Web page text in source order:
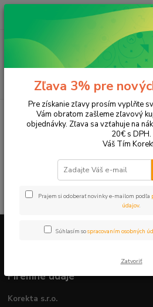
Tonery a náplne do tlačiarní
V tejto kategórii nebol nájdený žiadny
Firemné údaje
Korekta s.r.o.
Zľava 3% pre
Pre získanie zľavy prosím vyplňte
Vám obratom zašleme zľavový
objednávky. Zľava sa vzťahuje na
20€ s DPH.
Váš Tím
Prajem si odoberať novinky e-mailom podľa
údajov.
Súhlasím sospracovaním osobných
Zatvoriť